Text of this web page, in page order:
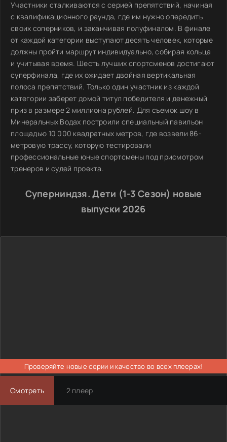
Участники сталкиваются с серией препятствий, начиная
с квалификационного раунда, где им нужно опередить
своих соперников, и заканчивая полуфиналом. В финале
от каждой категории выступают десять человек, которые
должны пройти маршрут индивидуально, собирая кольца
и учитывая время. Шесть лучших спортсменов достигают
суперфинала, где их ожидает двойная вертикальная
полоса препятствий. Только один участник из каждой
категории заберет домой титул победителя и денежный
приз в размере 2 миллиона рублей. Для съемок шоу в
Минеральных Водах построили специальный павильон
площадью 10 000 квадратных метров, где возвели 86-
метровую трассу, которую тестировали
профессиональные юные спортсмены под присмотром
тренеров и судей проекта.
Суперниндзя. Дети (1-3 Сезон) новые
выпуски 2026
Проверяйте новые серии и качество во всех плеерах!
Смотреть 2 плеер